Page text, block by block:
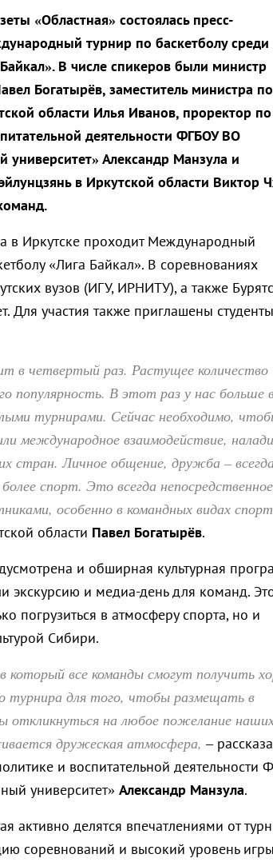
«Областная» состоялась пресс-
турнир по баскетболу среди
В числе спикеров были министр
Богатырёв, заместитель министра по
области Илья Иванов, проректор по
деятельности ФГБОУ ВО
университет» Александр Манзула и
в Иркутской области Виктор
в Иркутске проходит Международный
«Лига Байкал». В соревнованиях
вузов (ИГУ, ИРНИТУ), а также
Для участия также приглашены
в четвертый раз. Растущее количество
популярность. В этот раз у нас больше
турнирами. Сейчас необходимо,
международное взаимодействие,
стран. Личное общение, дружба –
спорт. Это всегда непосредственное
особенно в командных видах
области Павел Богатырёв.
и обширная культурная
экскурсию и медиа-день для команд.
погрузиться в атмосферу спорта, но и
Сибири.
который все команды смогут получить
турнира для того, чтобы размещать в
откликнуться на любое пожелание
дружеская атмосфера, –
и воспитательной деятельности
университет» Александр Манзула.
активно делятся впечатлениями от
соревнований и высокий уровень игры